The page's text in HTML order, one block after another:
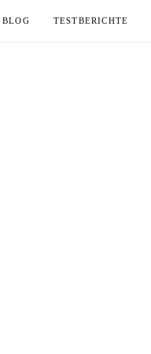
BLOG TESTBERICHTE